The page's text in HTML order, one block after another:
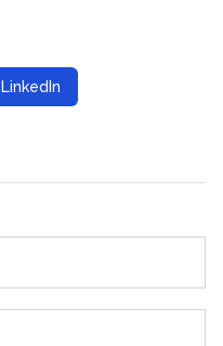
LinkedIn